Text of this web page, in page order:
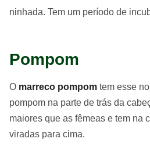
ninhada. Tem um período de
Pompom
O marreco pompom tem esse
pompom na parte de trás da
maiores que as fêmeas e tem na
viradas para cima.